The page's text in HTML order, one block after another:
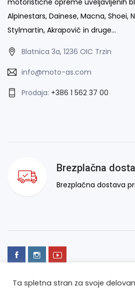
motoristične opreme uveljavljenih
Alpinestars, Dainese, Macna, Shoei,
Stylmartin, Akrapovič in druge…
Blatnica 3a, 1236 OIC Trzin
info@moto-as.com
Prodaja: +386 1 562 37 00
Brezplačna
Brezplačna dostava
Ta spletna stran za svoje